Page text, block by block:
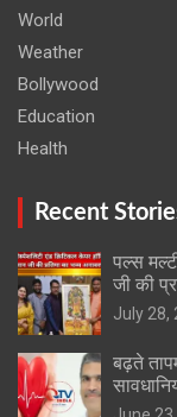
World
Weather
Bollywood
Education
Health
Recent
पल्स
जी की
July 28,
बढ़ते